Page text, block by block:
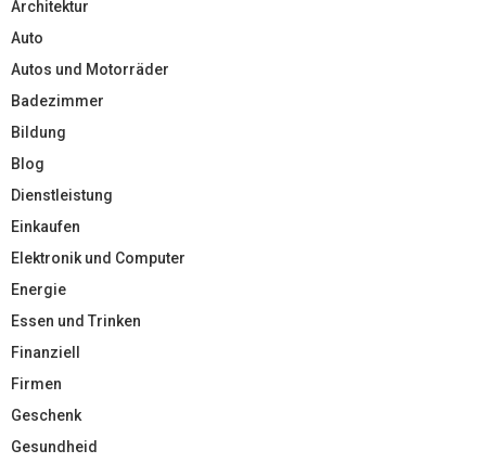
Architektur
Auto
Autos und Motorräder
Badezimmer
Bildung
Blog
Dienstleistung
Einkaufen
Elektronik und Computer
Energie
Essen und Trinken
Finanziell
Firmen
Geschenk
Gesundheid